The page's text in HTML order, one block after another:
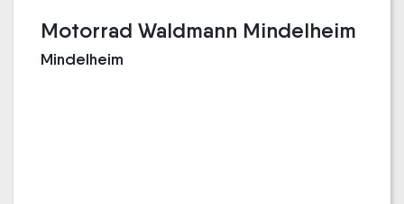
Motorrad Waldmann Mindelheim
Mindelheim